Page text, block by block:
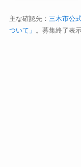
主な確認先： 三木市公
ついて」 。募集終了表